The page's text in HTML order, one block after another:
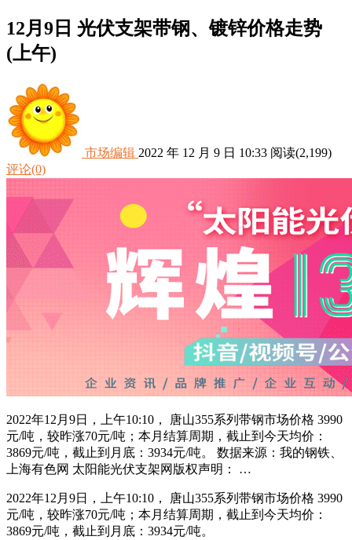
12月9日 光伏支架带钢、镀锌价格走势
(上午)
市场编辑 2022 年 12 月 9 日 10:33 阅读(2,199)
评论(0)
2022年12月9日，上午10:10， 唐山355系列带钢市场价格 3990
元/吨，较昨涨70元/吨；本月结算周期，截止到今天均价：
3869元/吨，截止到月底：3934元/吨。 数据来源：我的钢铁、
上海有色网 太阳能光伏支架网版权声明： …
2022年12月9日，上午10:10， 唐山355系列带钢市场价格 3990
元/吨，较昨涨70元/吨；本月结算周期，截止到今天均价：
3869元/吨，截止到月底：3934元/吨。